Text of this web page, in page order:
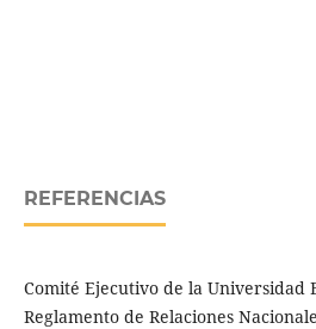
REFERENCIAS
Comité Ejecutivo de la Universidad
Reglamento de Relaciones